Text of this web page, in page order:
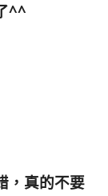
^^
，真的不要